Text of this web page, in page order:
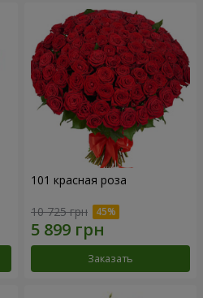
101 красная роза
10 725 грн
Заказать